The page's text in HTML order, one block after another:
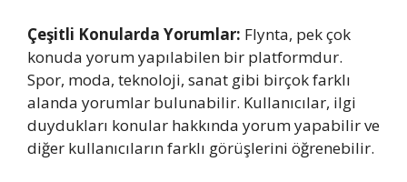
Çeşitli Konularda Yorumlar: Flynta, pek çok
konuda yorum yapılabilen bir platformdur.
Spor, moda, teknoloji, sanat gibi birçok farklı
alanda yorumlar bulunabilir. Kullanıcılar, ilgi
duydukları konular hakkında yorum yapabilir ve
diğer kullanıcıların farklı görüşlerini öğrenebilir.